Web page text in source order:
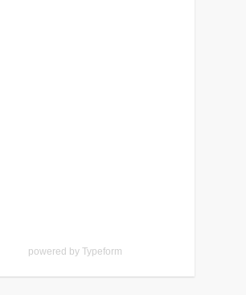
powered by Typeform